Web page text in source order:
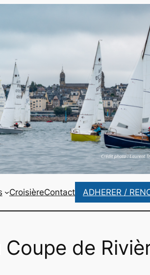
CroisièreContact ADHERER /
de